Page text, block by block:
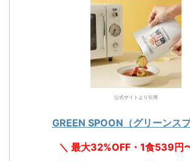
公式サイトより引用
GREEN SPOON（グリーンスプ
＼ 最大32%OFF・1食539円